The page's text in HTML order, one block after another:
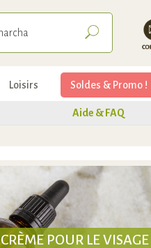
Loisirs Soldes & Promo !
Aide & FAQ
CRÈME POUR LE